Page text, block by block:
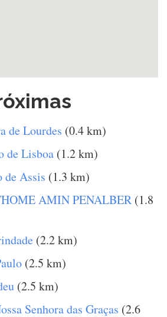
de Lourdes (0.4 km)
de Lisboa (1.2 km)
de Assis (1.3 km)
AMIN PENALBER (1.8
(2.2 km)
(2.5 km)
(2.5 km)
Senhora das Graças (2.6